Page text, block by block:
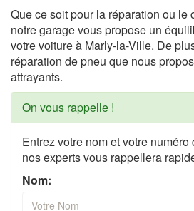
Que ce soit pour la réparation ou le
notre garage vous propose un
votre voiture à Marly-la-Ville. De
réparation de pneu que nous
attrayants.
On vous rappelle !
Entrez votre nom et votre
nos experts vous rappellera
Nom: